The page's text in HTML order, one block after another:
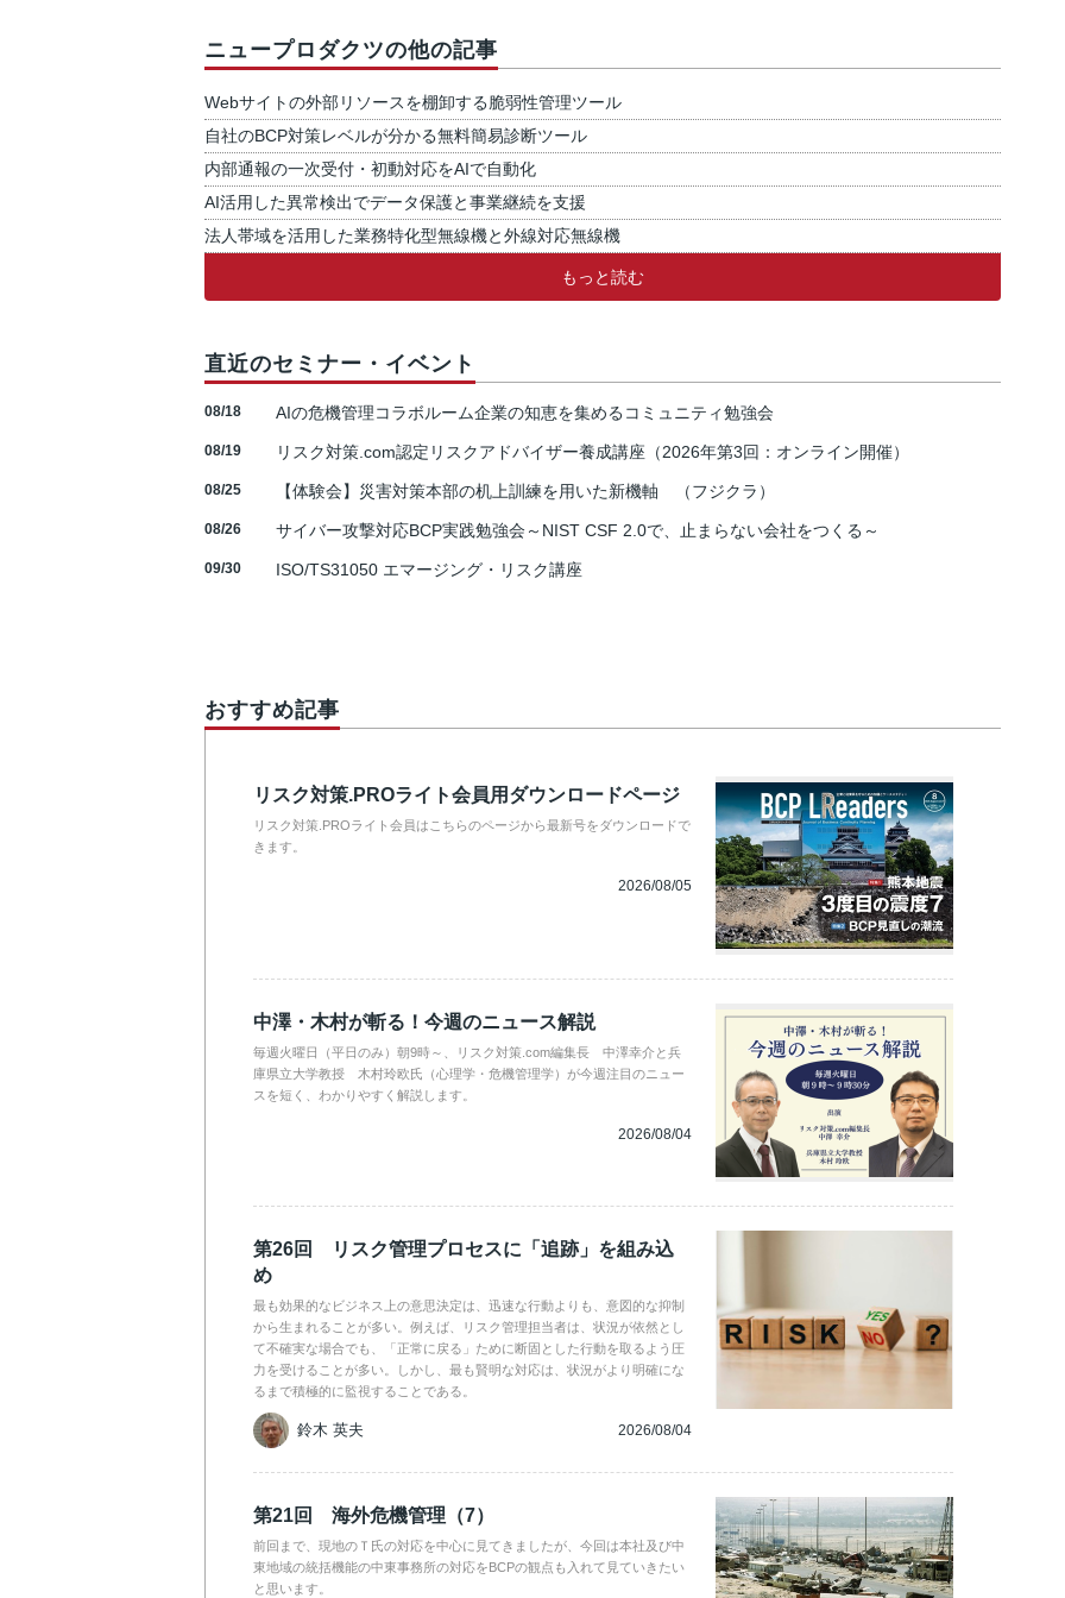
ニュープロダクツの他の記事
Webサイトの外部リソースを棚卸する脆弱性管理ツール
自社のBCP対策レベルが分かる無料簡易診断ツール
内部通報の一次受付・初動対応をAIで自動化
AI活用した異常検出でデータ保護と事業継続を支援
法人帯域を活用した業務特化型無線機と外線対応無線機
もっと読む
直近のセミナー・イベント
08/18 AIの危機管理コラボルーム企業の知恵を集めるコミュニティ勉強会
08/19 リスク対策.com認定リスクアドバイザー養成講座（2026年第3回：オンライン開催）
08/25 【体験会】災害対策本部の机上訓練を用いた新機軸 （フジクラ）
08/26 サイバー攻撃対応BCP実践勉強会～NIST CSF 2.0で、止まらない会社をつくる～
09/30 ISO/TS31050 エマージング・リスク講座
おすすめ記事
リスク対策.PROライト会員用ダウンロードページ
リスク対策.PROライト会員はこちらのページから最新号をダウンロードで
きます。
2026/08/05
中澤・木村が斬る！今週のニュース解説
毎週火曜日（平日のみ）朝9時～、リスク対策.com編集長 中澤幸介と兵
庫県立大学教授 木村玲欧氏（心理学・危機管理学）が今週注目のニュー
スを短く、わかりやすく解説します。
2026/08/04
第26回 リスク管理プロセスに「追跡」を組み込
め
最も効果的なビジネス上の意思決定は、迅速な行動よりも、意図的な抑制
から生まれることが多い。例えば、リスク管理担当者は、状況が依然とし
て不確実な場合でも、「正常に戻る」ために断固とした行動を取るよう圧
力を受けることが多い。しかし、最も賢明な対応は、状況がより明確にな
るまで積極的に監視することである。
鈴木 英夫 2026/08/04
第21回 海外危機管理（7）
前回まで、現地のＴ氏の対応を中心に見てきましたが、今回は本社及び中
東地域の統括機能の中東事務所の対応をBCPの観点も入れて見ていきたい
と思います。